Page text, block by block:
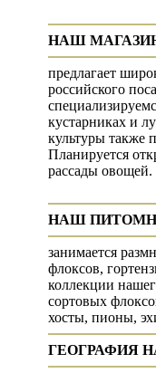
НАШ
предлагает
российского
кустарниках и
культуры также
Планируется
рассады овощей.
НАШ
занимается
флоксов,
коллекции
сортовых
хосты, пионы,
ГЕОГРАФИЯ